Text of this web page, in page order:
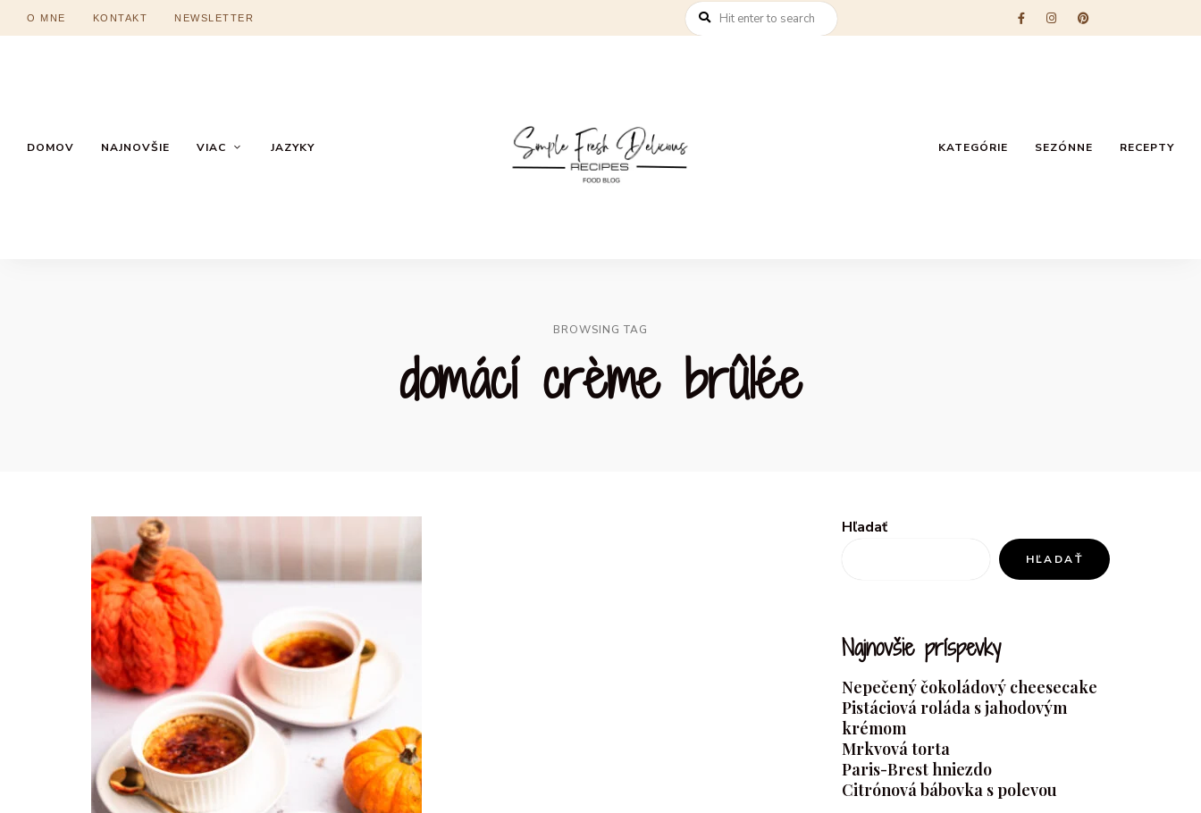
O MNE KONTAKT NEWSLETTER
DOMOV NAJNOVŠIE VIAC JAZYKY KATEGÓRIE SEZÓNNE RECEPTY
BROWSING TAG
domácí crème brûlée
Hľadať
HĽADAŤ
Najnovšie príspevky
Nepečený čokoládový cheesecake
Pistáciová roláda s jahodovým
krémom
Mrkvová torta
Paris-Brest hniezdo
Citrónová bábovka s polevou